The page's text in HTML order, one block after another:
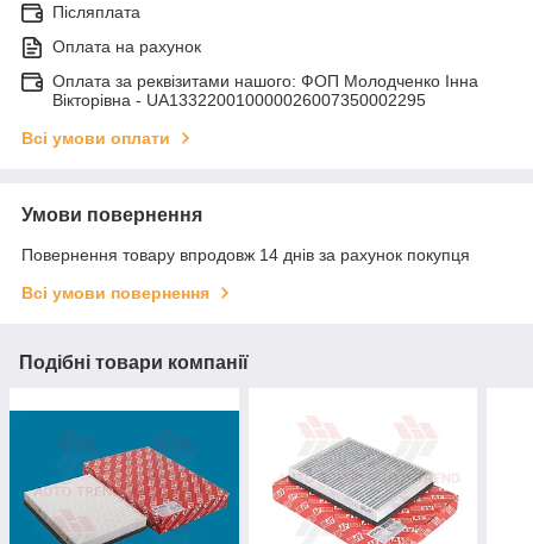
Післяплата
Оплата на рахунок
Оплата за реквізитами нашого: ФОП Молодченко Інна
Вікторівна - UA133220010000026007350002295
Всі умови оплати
Умови повернення
Повернення товару впродовж 14 днів за рахунок покупця
Всі умови повернення
Подібні товари компанії